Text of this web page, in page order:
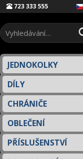
723 333 555
JEDNOKOLKY
DÍLY
CHRÁNIČE
OBLEČENÍ
PŘÍSLUŠENSTVÍ